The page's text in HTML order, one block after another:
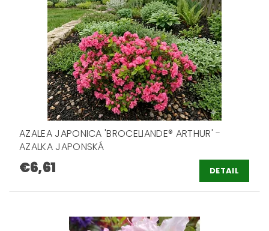
AZALEA JAPONICA 'BROCELIANDE® ARTHUR' -
AZALKA JAPONSKÁ
€6,61 DETAIL